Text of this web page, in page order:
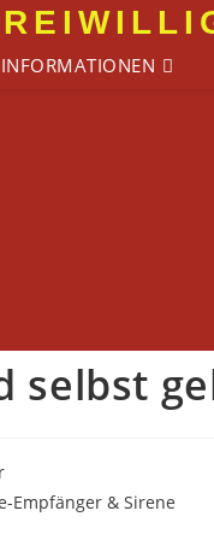
INFORMATIONEN
selbst
Empfänger & Sirene